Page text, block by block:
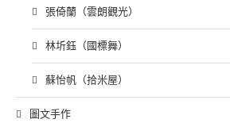
張倚蘭（雲朗觀光）
林圻鈺（國標舞）
蘇怡帆（拾米屋）
圖文手作